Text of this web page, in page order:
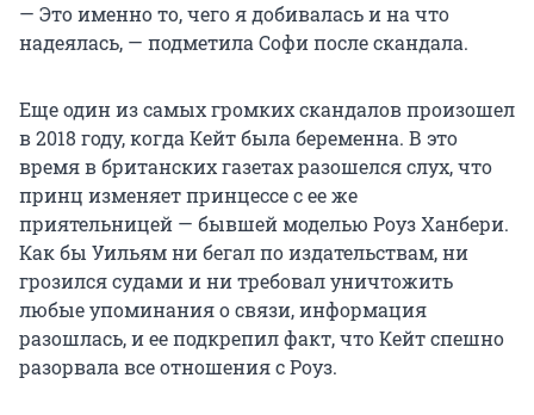
— Это именно то, чего я добивалась и на что
надеялась, — подметила Софи после скандала.
Еще один из самых громких скандалов произошел
в 2018 году, когда Кейт была беременна. В это
время в британских газетах разошелся слух, что
принц изменяет принцессе с ее же
приятельницей — бывшей моделью Роуз Ханбери.
Как бы Уильям ни бегал по издательствам, ни
грозился судами и ни требовал уничтожить
любые упоминания о связи, информация
разошлась, и ее подкрепил факт, что Кейт спешно
разорвала все отношения с Роуз.